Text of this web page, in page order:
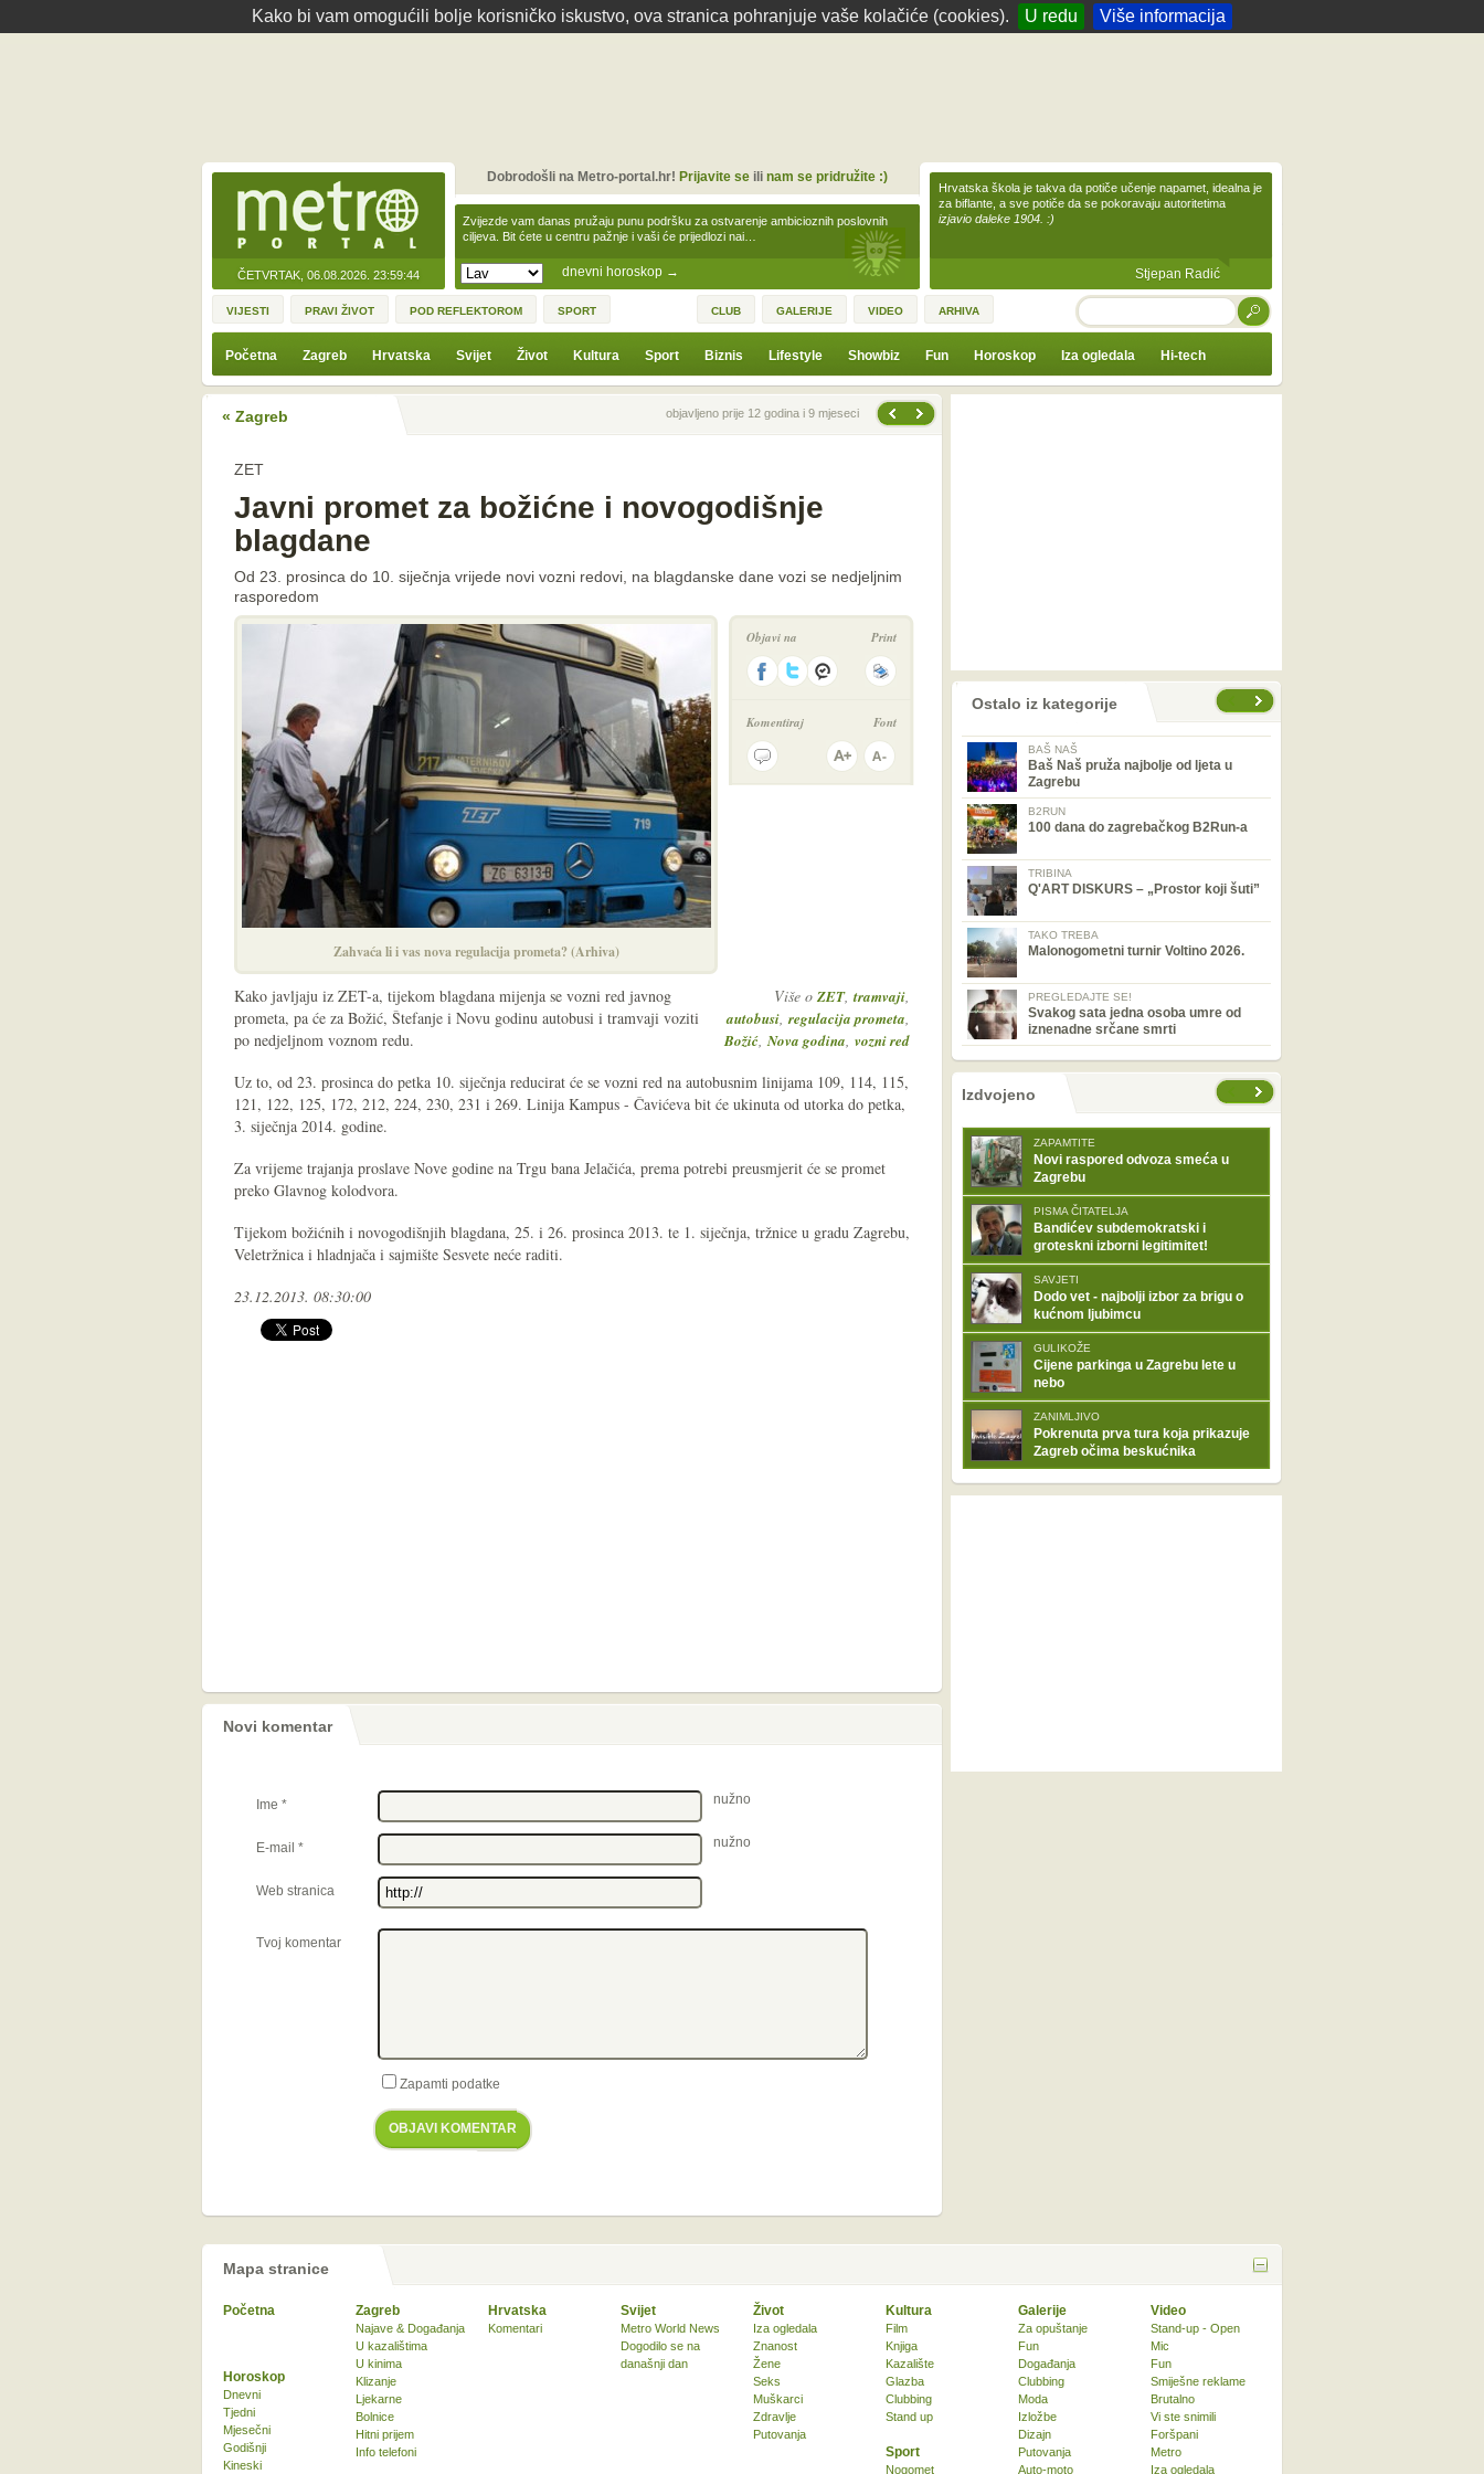
Kako bi vam omogućili bolje korisničko iskustvo, ova stranica pohranjuje vaše kolačiće (cookies). U redu Više informacija
ČETVRTAK, 06.08.2026. 23:59:44 dnevni horoskop →
Zvijezde vam danas pružaju punu podršku za ostvarenje ambicioznih poslovnih
ciljeva. Bit ćete u centru pažnje i vaši će prijedlozi nai…
Dobrodošli na Metro-portal.hr! Prijavite seili nam se pridružite :)
Hrvatska škola je takva da potiče učenje napamet, idealna je
za biflante, a sve potiče da se pokoravaju autoritetima
izjavio daleke 1904. :)
Stjepan Radić
VIJESTI PRAVI ŽIVOT POD REFLEKTOROM SPORT CLUB GALERIJE VIDEO ARHIVA TRAŽI
Početna Zagreb Hrvatska Svijet Život Kultura Sport Biznis Lifestyle Showbiz Fun Horoskop Iza ogledala Hi-tech
« Zagreb Prethodna vijestobjavljeno prije 12 godina i 9 mjeseci
ZET
Javni promet za božićne i novogodišnje
blagdane
Od 23. prosinca do 10. siječnja vrijede novi vozni redovi, na blagdanske dane vozi se nedjeljnim
rasporedom
Zahvaća li i vas nova regulacija prometa? (Arhiva)
Objavi na Print
Komentiraj Font
Više o ZET, tramvaji,
autobusi,regulacija prometa,
Božić,Nova godina, vozni red
Kako javljaju iz ZET-a, tijekom blagdana mijenja se vozni red javnog
prometa, pa će za Božić, Štefanje i Novu godinu autobusi i tramvaji voziti
po nedjeljnom voznom redu.
Uz to, od 23. prosinca do petka 10. siječnja reducirat će se vozni red na autobusnim linijama 109, 114, 115,
121, 122, 125, 172, 212, 224, 230, 231 i 269. Linija Kampus - Čavićeva bit će ukinuta od utorka do petka,
3. siječnja 2014. godine.
Za vrijeme trajanja proslave Nove godine na Trgu bana Jelačića, prema potrebi preusmjerit će se promet
preko Glavnog kolodvora.
Tijekom božićnih i novogodišnjih blagdana, 25. i 26. prosinca 2013. te 1. siječnja, tržnice u gradu Zagrebu,
Veletržnica i hladnjača i sajmište Sesvete neće raditi.
23.12.2013. 08:30:00
Novi komentar
Ime * nužno
E-mail * nužno
Web stranica
Tvoj komentar
Zapamti podatke
OBJAVI KOMENTAR
Ostalo iz kategorije
BAŠ NAŠ
Baš Naš pruža najbolje od ljeta u
Zagrebu
B2RUN
100 dana do zagrebačkog B2Run-a
TRIBINA
Q'ART DISKURS – „Prostor koji šuti”
TAKO TREBA
Malonogometni turnir Voltino 2026.
PREGLEDAJTE SE!
Svakog sata jedna osoba umre od
iznenadne srčane smrti
nema prethodne stranice
sljedećeIzdvojeno
ZAPAMTITE
Novi raspored odvoza smeća u
Zagrebu
PISMA ČITATELJA
Bandićev subdemokratski i
groteskni izborni legitimitet!
SAVJETI
Dodo vet - najbolji izbor za brigu o
kućnom ljubimcu
GULIKOŽE
Cijene parkinga u Zagrebu lete u
nebo
ZANIMLJIVO
Pokrenuta prva tura koja prikazuje
Zagreb očima beskućnika
Mapa stranice
Početna Zagreb
Najave & Događanja
U kazalištima
U kinima
Klizanje
Ljekarne
Bolnice
Hitni prijem
Info telefoni
Hrvatska
Komentari
Svijet
Metro World News
Dogodilo se na
današnji dan
Život
Iza ogledala
Znanost
Žene
Seks
Muškarci
Zdravlje
Putovanja
Kultura
Film
Knjiga
Kazalište
Glazba
Clubbing
Stand up
Sport
Nogomet
Horoskop
Dnevni
Tjedni
Mjesečni
Godišnji
Kineski
Galerije
Za opuštanje
Fun
Događanja
Clubbing
Moda
Izložbe
Dizajn
Putovanja
Auto-moto
Video
Stand-up - Open
Mic
Fun
Smiješne reklame
Brutalno
Vi ste snimili
Foršpani
Metro
Iza ogledala